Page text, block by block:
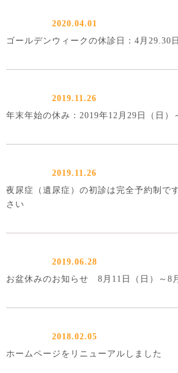
2020.04.01
ゴールデンウィークの休診日：4月29.30
2019.11.26
年末年始の休み：2019年12月29日（日）
2019.11.26
夜尿症（遺尿症）の初診は完全予約制で
さい
2019.06.28
お盆休みのお知らせ 8月11日（日）～8
2018.02.05
ホームページをリニューアルしました